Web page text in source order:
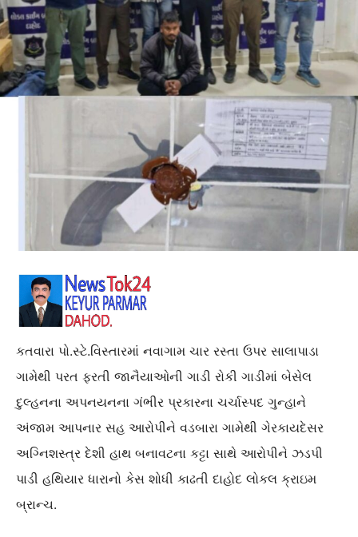
કતવારા પો.સ્ટે.વિસ્તારમાં નવાગામ ચાર રસ્તા ઉપર સાલાપાડા
ગામેથી પરત ફરતી જાનૈયાઓની ગાડી રોકી ગાડીમાં બેસેલ
દુલ્હનના અપનયનના ગંભીર પ્રકારના ચર્ચાસ્પદ ગુન્હાને
અંજામ આપનાર સહ આરોપીને વડબારા ગામેથી ગેરકાયદેસર
અગ્નિશસ્ત્ર દેશી હાથ બનાવટના કટ્ટા સાથે આરોપીને ઝડપી
પાડી હથિયાર ધારાનો કેસ શોધી કાઢતી દાહોદ લોકલ ક્રાઇમ
બ્રાન્ચ.